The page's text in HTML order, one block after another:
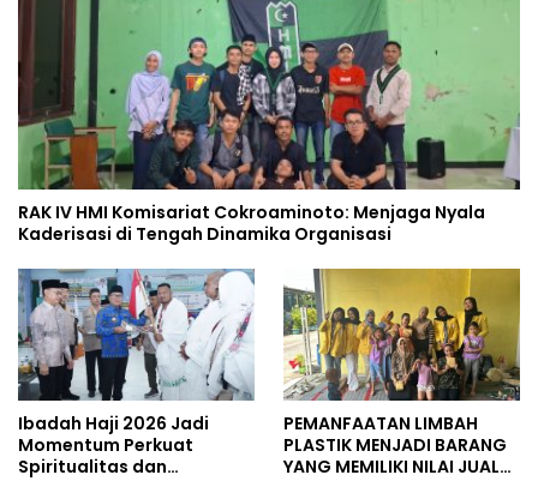
RAK IV HMI Komisariat Cokroaminoto: Menjaga Nyala
Kaderisasi di Tengah Dinamika Organisasi
Ibadah Haji 2026 Jadi
Momentum Perkuat
Spiritualitas dan
PEMANFAATAN LIMBAH
PLASTIK MENJADI BARANG
YANG MEMILIKI NILAI JUAL